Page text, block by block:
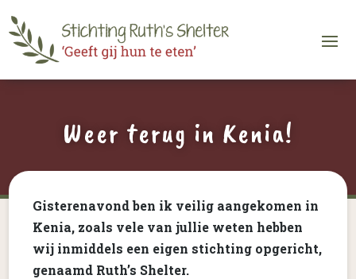
Weer terug in Kenia!
Gisterenavond ben ik veilig aangekomen in
Kenia, zoals vele van jullie weten hebben
wij inmiddels een eigen stichting opgericht,
genaamd Ruth’s Shelter.